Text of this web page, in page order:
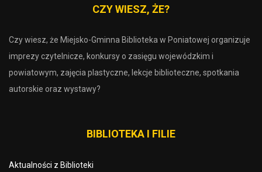
CZY WIESZ, ŻE?
Czy wiesz, że Miejsko-Gminna Biblioteka w Poniatowej organizuje
imprezy czytelnicze, konkursy o zasięgu wojewódzkim i
powiatowym, zajęcia plastyczne, lekcje biblioteczne, spotkania
autorskie oraz wystawy?
BIBLIOTEKA I FILIE
Aktualności z Biblioteki